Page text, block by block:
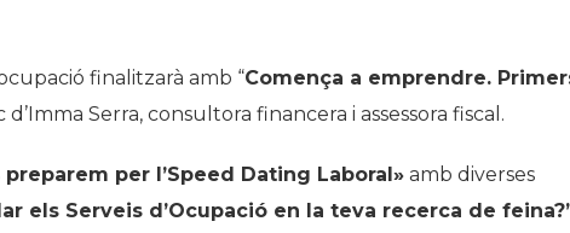
finalitzarà amb “Comença a emprendre.
d’Imma Serra, consultora financera i assessora fiscal.
preparem per l’Speed Dating Laboral» amb diverses
els Serveis d’Ocupació en la teva recerca de